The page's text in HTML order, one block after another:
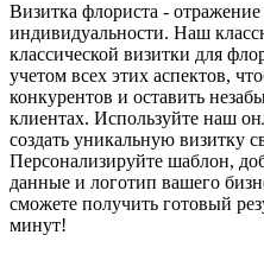
Визитка флориста - отражение
индивидуальности. Наш
классической визитки для
учетом всех этих аспектов,
конкурентов и оставить
клиентах. Используйте наш
создать уникальную визитку
Персонализируйте шаблон,
данные и логотип вашего
сможете получить готовый
минут!